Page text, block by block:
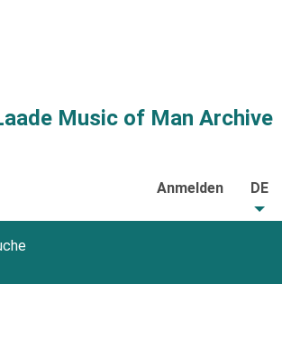
Music of Man Archive
Anmelden DE